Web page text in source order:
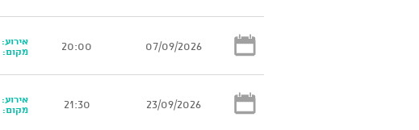
07/09/2026
20:00 אירוע:
מקום:
23/09/2026
21:30 אירוע:
מקום: